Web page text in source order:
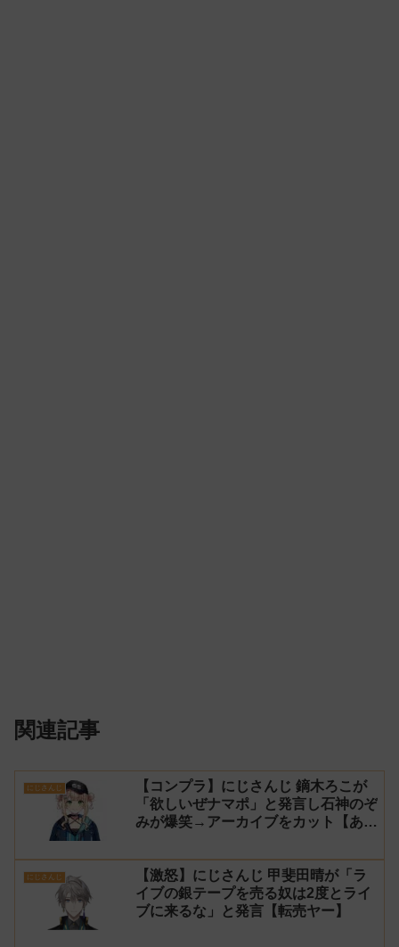
関連記事
にじさんじ
【コンプラ】にじさんじ 鏑木ろこが
「欲しいぜナマポ」と発言し石神のぞ
みが爆笑→アーカイブをカット【あら
にじさんじ
【激怒】にじさんじ 甲斐田晴が「ラ
イブの銀テープを売る奴は2度とライ
ブに来るな」と発言【転売ヤー】